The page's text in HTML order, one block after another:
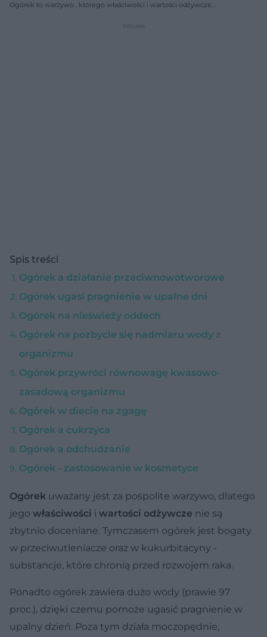
Ogórek to warzywo , którego właściwości i wartości odżywcze
Spis treści
Ogórek a działanie przeciwnowotworowe
Ogórek ugasi pragnienie w upalne dni
Ogórek na nieświeży oddech
Ogórek na pozbycie się nadmiaru wody z
organizmu
Ogórek przywróci równowagę kwasowo-
zasadową organizmu
Ogórek w diecie na zgagę
Ogórek a cukrzyca
Ogórek a odchudzanie
Ogórek - zastosowanie w kosmetyce
Ogórek uważany jest za pospolite warzywo, dlatego
jego właściwości i wartości odżywcze nie są
zbytnio doceniane. Tymczasem ogórek jest bogaty
w przeciwutleniacze oraz w kukurbitacyny -
substancje, które chronią przed rozwojem raka.
Ponadto ogórek zawiera dużo wody (prawie 97
proc.), dzięki czemu pomoże ugasić pragnienie w
upalny dzień. Poza tym działa moczopędnie,